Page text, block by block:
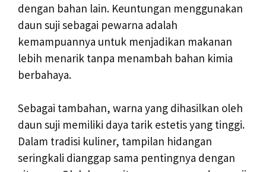
dengan bahan lain. Keuntungan menggunakan
daun suji sebagai pewarna adalah
kemampuannya untuk menjadikan makanan
lebih menarik tanpa menambah bahan kimia
berbahaya.
Sebagai tambahan, warna yang dihasilkan oleh
daun suji memiliki daya tarik estetis yang tinggi.
Dalam tradisi kuliner, tampilan hidangan
seringkali dianggap sama pentingnya dengan